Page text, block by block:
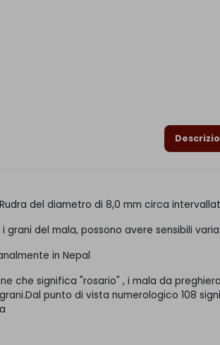
del diametro di 8,0 mm circa
grani del mala, possono avere sensibili
in Nepal
che significa "rosario" , i mala da
punto di vista numerologico 108